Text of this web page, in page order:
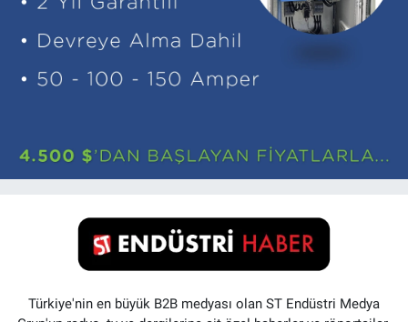
Türkiye'nin en büyük B2B medyası olan ST Endüstri Medya